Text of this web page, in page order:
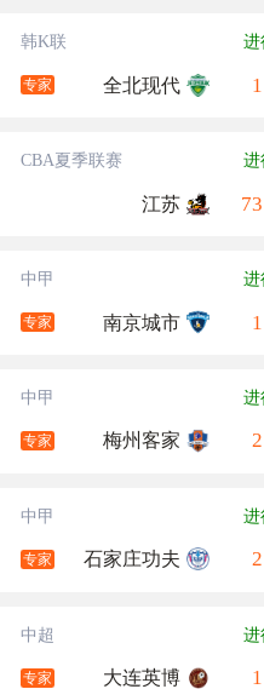
韩K联 进
专家 全北现代 1
CBA夏季联赛 进
江苏 73
中甲 进
专家 南京城市 1
中甲 进
专家 梅州客家 2
中甲 进
专家 石家庄功夫 2
中超 进
专家 大连英博 1